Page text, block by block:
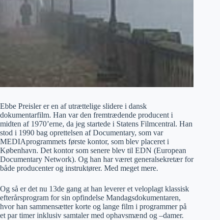
Ebbe Preisler er en af utrættelige slidere i dansk
dokumentarfilm. Han var den fremtrædende producent i
midten af 1970’erne, da jeg startede i Statens Filmcentral. Han
stod i 1990 bag oprettelsen af Documentary, som var
MEDIAprogrammets første kontor, som blev placeret i
København. Det kontor som senere blev til EDN (European
Documentary Network). Og han har været generalsekretær for
både producenter og instruktører. Med meget mere.
Og så er det nu 13de gang at han leverer et veloplagt klassisk
efterårsprogram for sin opfindelse Mandagsdokumentaren,
hvor han sammensætter korte og lange film i programmer på
et par timer inklusiv samtaler med ophavsmænd og –damer.